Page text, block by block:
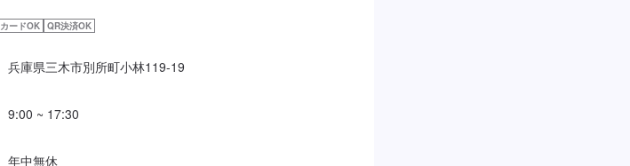
カードOK QR決済OK
兵庫県三木市別所町小林119-19
9:00 ~ 17:30
年中無休